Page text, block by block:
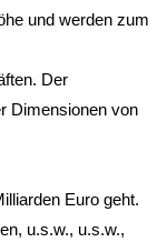
und werden zum
Der
Dimensionen von
Euro geht.
u.s.w., u.s.w.,